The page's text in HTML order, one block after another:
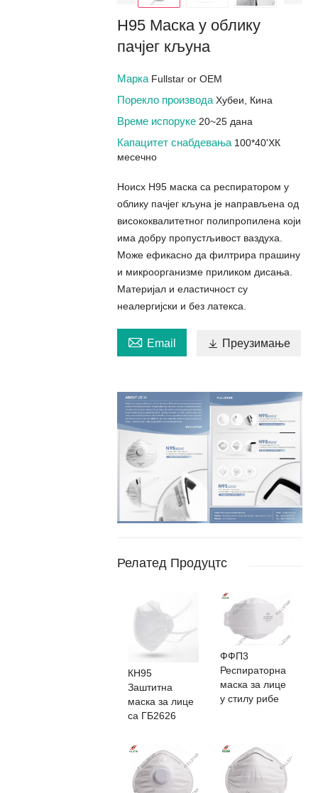
Н95 Маска у облику
пачјег кљуна
Марка Fullstar or OEM
Порекло производа Хубеи, Кина
Време испоруке 20~25 дана
Капацитет снабдевања 100*40'ХК
месечно
Ноисх Н95 маска са респиратором у
облику пачјег кљуна је направљена од
висококвалитетног полипропилена који
има добру пропустљивост ваздуха.
Може ефикасно да филтрира прашину
и микроорганизме приликом дисања.
Материјал и еластичност су
неалергијски и без латекса.
 Email  Преузимање
Релатед Продуцтс
КН95
Заштитна
маска за лице
са ГБ2626
ФФП3
Респираторна
маска за лице
у стилу рибе